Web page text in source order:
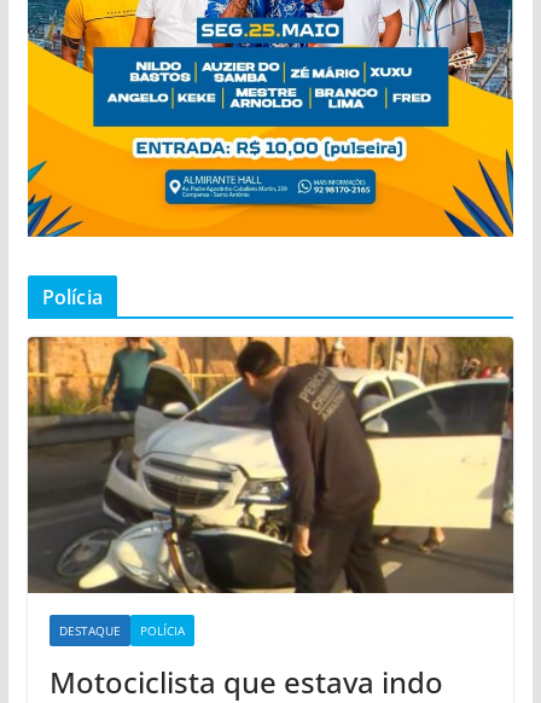
Polícia
DESTAQUE POLÍCIA
Motociclista que estava indo